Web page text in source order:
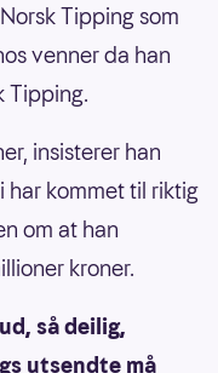
Tipping som
venner da han
Tipping.
insisterer han
har kommet til riktig
om at han
kroner.
så deilig,
utsendte må